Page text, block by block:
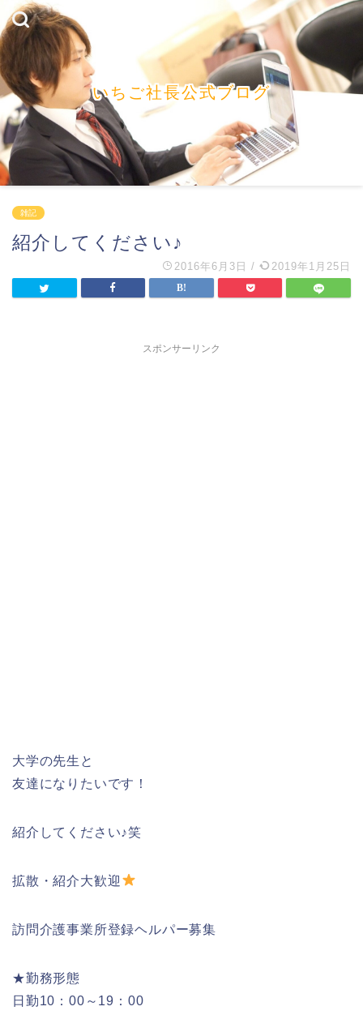
いちご社長公式ブログ
雑記
紹介してください♪
2016年6月3日 / 2019年1月25日
スポンサーリンク
大学の先生と
友達になりたいです！
紹介してください♪笑
拡散・紹介大歓迎
訪問介護事業所登録ヘルパー募集
★勤務形態
日勤10：00～19：00